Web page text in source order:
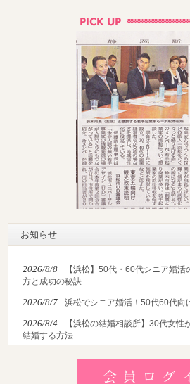
お知らせ
2026/8/8
【浜松】50代・60代シニア婚
方と成功の秘訣
2026/8/7 浜松でシニア婚活！50代60代向
2026/8/4
【浜松の結婚相談所】30代女
結婚する方法
しいデートの服装・スポット徹底解説